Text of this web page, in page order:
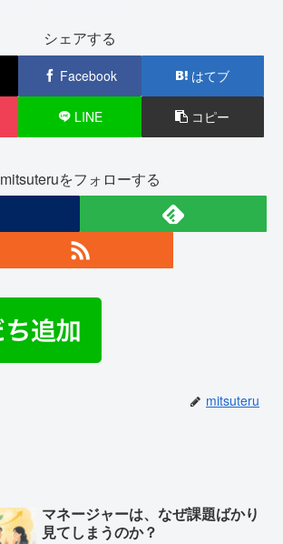
シェアする
Facebook はてブ
LINE コピー
mitsuteruをフォローする
mitsuteru
マネージャーは、なぜ課題ばかり
見てしまうのか？